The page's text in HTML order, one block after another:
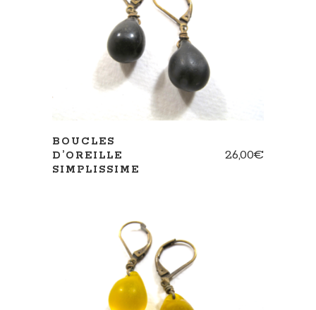
AJOUTER AU PANIER
BOUCLES
D’OREILLE
SIMPLISSIME
26,00€
AJOUTER AU PANIER